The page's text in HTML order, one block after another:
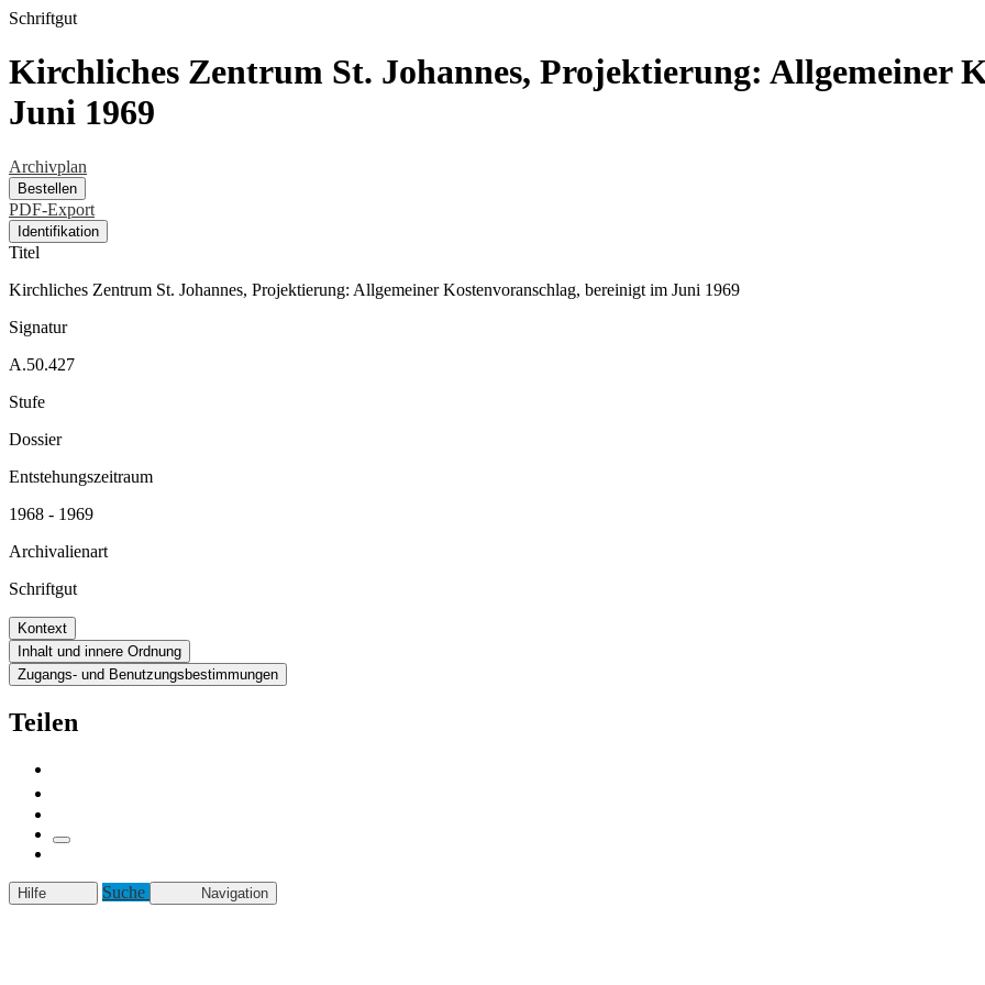
Schriftgut
Kirchliches Zentrum St. Johannes, Projektierung: Allgemeiner
Juni 1969
Archivplan
Bestellen
PDF-Export
Identifikation
Titel
Kirchliches Zentrum St. Johannes, Projektierung: Allgemeiner Kostenvoranschlag, bereinigt im Juni 1969
Signatur
A.50.427
Stufe
Dossier
Entstehungszeitraum
1968 - 1969
Archivalienart
Schriftgut
Kontext
Inhalt und innere Ordnung
Zugangs- und Benutzungsbestimmungen
Teilen
Hilfe Suche Navigation